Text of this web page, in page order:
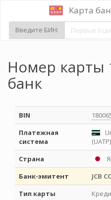
Карта
Введите БИН:
Номер карты
банк
BIN
Платежная
система
(UATP)
Страна
Банк-эмитент
JCB
Тип карты